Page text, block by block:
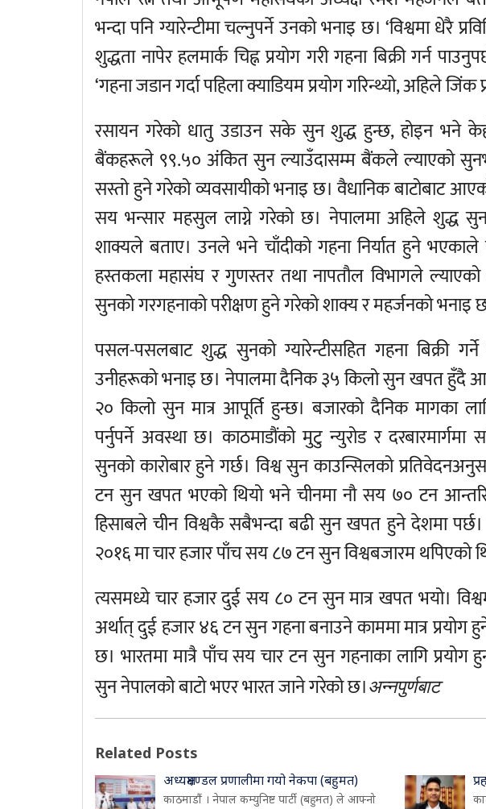
भन्दा पनि ग्यारेन्टीमा चल्नुपर्ने उनको भनाइ छ। ‘विश्वमा धेरै
शुद्धता नापेर हलमार्क चिह्न प्रयोग गरी गहना बिक्री गर्न
‘गहना जडान गर्दा पहिला क्याडियम प्रयोग गरिन्थ्यो, अहिले जिंक
रसायन गरेको धातु उडाउन सके सुन शुद्ध हुन्छ, होइन भने
बैंकहरूले ९९.५० अंकित सुन ल्याउँदासम्म बैंकले ल्याएको
सस्तो हुने गरेको व्यवसायीको भनाइ छ। वैधानिक बाटोबाट
सय भन्सार महसुल लाग्ने गरेको छ। नेपालमा अहिले शुद्ध
शाक्यले बताए। उनले भने चाँदीको गहना निर्यात हुने
हस्तकला महासंघ र गुणस्तर तथा नापतौल विभागले
सुनको गरगहनाको परीक्षण हुने गरेको शाक्य र महर्जनको भनाइ
पसल-पसलबाट शुद्ध सुनको ग्यारेन्टीसहित गहना बिक्री
उनीहरूको भनाइ छ। नेपालमा दैनिक ३५ किलो सुन खपत हुँदै
२० किलो सुन मात्र आपूर्ति हुन्छ। बजारको दैनिक मागका
पर्नुपर्ने अवस्था छ। काठमाडौंको मुटु न्युरोड र
सुनको कारोबार हुने गर्छ। विश्व सुन काउन्सिलको
टन सुन खपत भएको थियो भने चीनमा नौ सय ७० टन
हिसाबले चीन विश्वकै सबैभन्दा बढी सुन खपत हुने देशमा
२०१६ मा चार हजार पाँच सय ८७ टन सुन विश्वबजारम थपिएको
त्यसमध्ये चार हजार दुई सय ८० टन सुन मात्र खपत भयो।
अर्थात् दुई हजार ४६ टन सुन गहना बनाउने काममा मात्र प्रयोग
छ। भारतमा मात्रै पाँच सय चार टन सुन गहनाका लागि प्रयोग
सुन नेपालको बाटो भएर भारत जाने गरेको छ।अन्नपुर्णबाट
Related Posts
अध्यक्षमण्डल प्रणालीमा गयो नेकपा (बहुमत)
काठमाडौं । नेपाल कम्युनिष्ट पार्टी (बहुमत) ले आफ्नो